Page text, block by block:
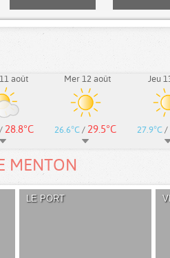
août
/ 28.8°C
Mer 12 août
26.6°C / 29.5°C
Jeu
27.9°C /
MENTON
LE PORT